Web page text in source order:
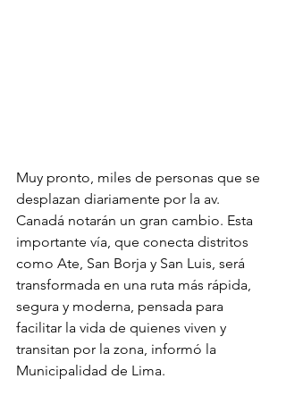
Muy pronto, miles de personas que se
desplazan diariamente por la av.
Canadá notarán un gran cambio. Esta
importante vía, que conecta distritos
como Ate, San Borja y San Luis, será
transformada en una ruta más rápida,
segura y moderna, pensada para
facilitar la vida de quienes viven y
transitan por la zona, informó la
Municipalidad de Lima.